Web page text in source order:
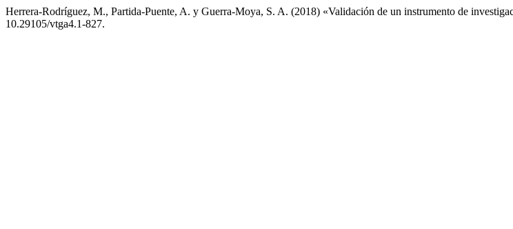
Herrera-Rodríguez, M., Partida-Puente, A. y Guerra-Moya, S. A. (2018) «Validación de un instrumento de
10.29105/vtga4.1-827.